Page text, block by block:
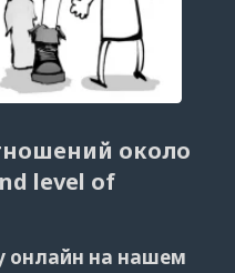
около
level of
онлайн на нашем